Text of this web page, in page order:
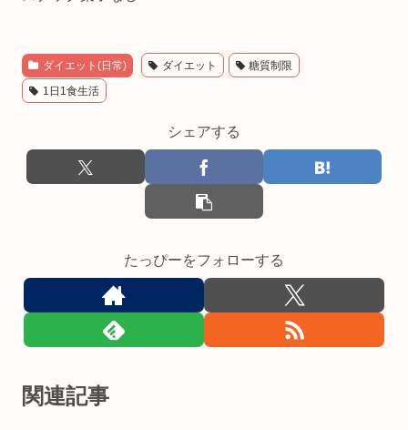
ダイエット(日常) ダイエット 糖質制限
1日1食生活
シェアする
たっぴーをフォローする
関連記事